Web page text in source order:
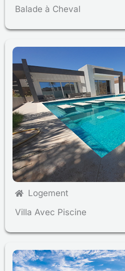
Balade à Cheval
Logement
Villa Avec Piscine